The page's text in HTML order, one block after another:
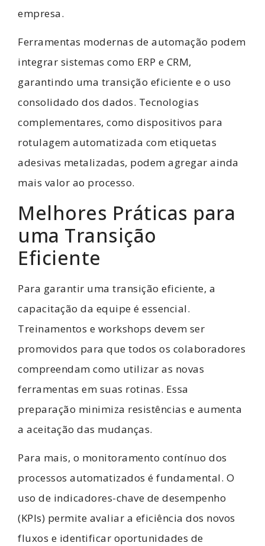
empresa.
Ferramentas modernas de automação podem
integrar sistemas como ERP e CRM,
garantindo uma transição eficiente e o uso
consolidado dos dados. Tecnologias
complementares, como dispositivos para
rotulagem automatizada com etiquetas
adesivas metalizadas, podem agregar ainda
mais valor ao processo.
Melhores Práticas para
uma Transição
Eficiente
Para garantir uma transição eficiente, a
capacitação da equipe é essencial.
Treinamentos e workshops devem ser
promovidos para que todos os colaboradores
compreendam como utilizar as novas
ferramentas em suas rotinas. Essa
preparação minimiza resistências e aumenta
a aceitação das mudanças.
Para mais, o monitoramento contínuo dos
processos automatizados é fundamental. O
uso de indicadores-chave de desempenho
(KPIs) permite avaliar a eficiência dos novos
fluxos e identificar oportunidades de